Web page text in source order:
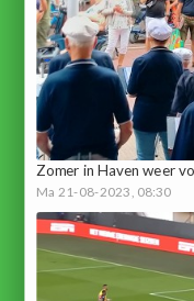
Zomer in Haven weer
Ma 21-08-2023, 08:30